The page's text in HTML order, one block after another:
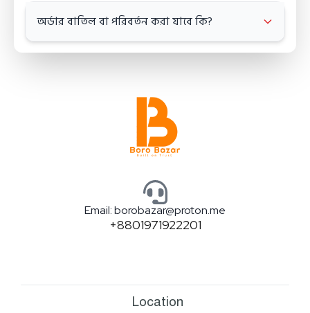
এর ফলে আপনি পণ্য হাতে পেয়ে, যাচাই করে সম্পূর্ণ মূল্য পরিশোধ
করতে পারবেন। এটি সম্পূর্ণ ঝুঁকিমুক্ত।
অর্ডার বাতিল বা পরিবর্তন করা যাবে কি?
Email: borobazar@proton.me
+8801971922201
Location